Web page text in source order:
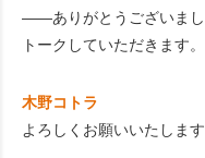
――ありがとうございまし
トークしていただきます
木野コトラ
よろしくお願いいたします